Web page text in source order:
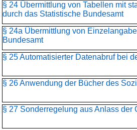
§ 24 Übermittlung von Tabellen mit
durch das Statistische Bundesamt
§ 24a Übermittlung von
Bundesamt
§ 25 Automatisierter Datenabruf bei
§ 26 Anwendung der Bücher des
§ 27 Sonderregelung aus Anlass der